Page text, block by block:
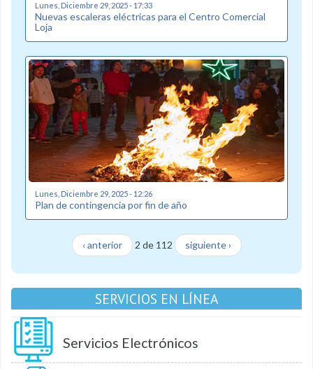
Lunes, Diciembre 29, 2025 - 17:33
Nuevas escaleras eléctricas para el Centro Comercial
Loja
Lunes, Diciembre 29, 2025 - 12:26
Plan de contingencia por fin de año
‹ anterior 2 de 112 siguiente ›
SERVICIOS EN LÍNEA
Servicios Electrónicos